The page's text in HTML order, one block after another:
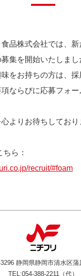
品株式会社では、
集を開始いたしまし
をお持ちの方は、
ならびに応募フォー
よりお待ちしており
ら：
recruit/#foam
静岡県静岡市清水区蒲
TEL:054-388-2211（代）